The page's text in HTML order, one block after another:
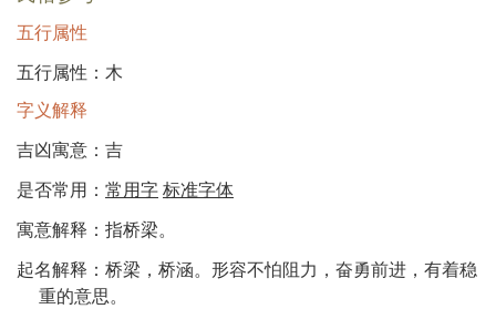
五行属性
五行属性：木
字义解释
吉凶寓意：吉
是否常用： 常用字标准字体
寓意解释：指桥梁。
起名解释：桥梁，桥涵。形容不怕阻力，奋勇前进，有着稳
重的意思。